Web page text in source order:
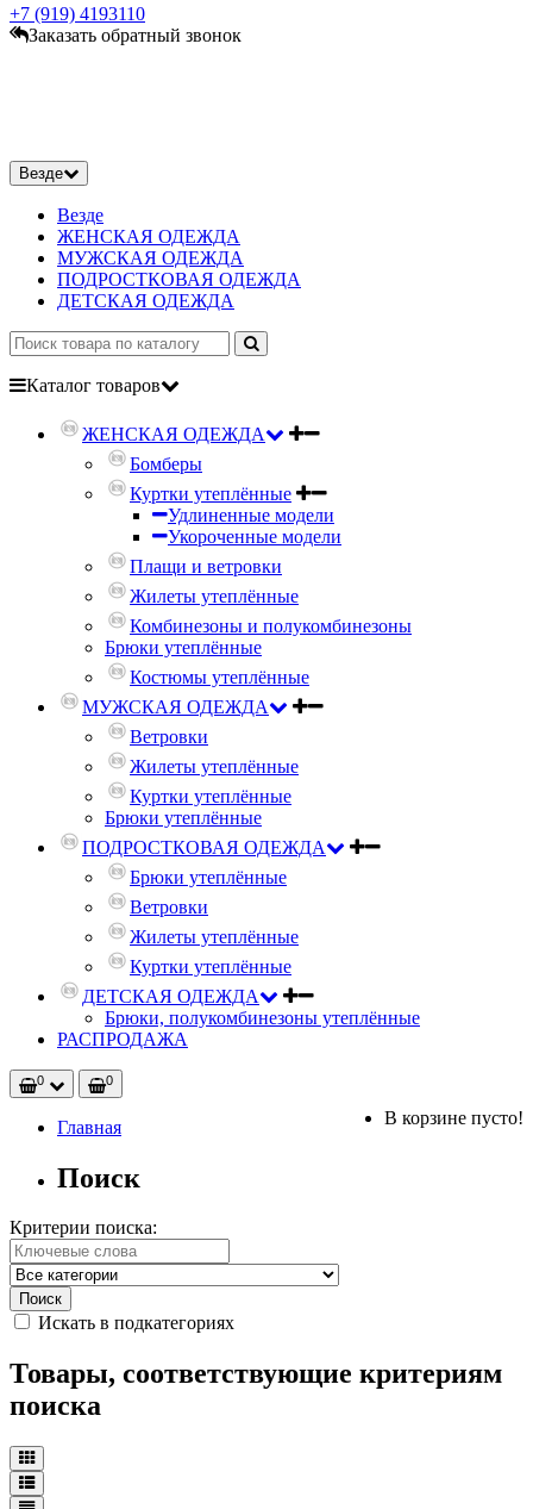
+7 (919) 4193110
Заказать обратный звонок
Везде
Везде
ЖЕНСКАЯ ОДЕЖДА
МУЖСКАЯ ОДЕЖДА
ПОДРОСТКОВАЯ ОДЕЖДА
ДЕТСКАЯ ОДЕЖДА
Каталог товаров
ЖЕНСКАЯ ОДЕЖДА
Бомберы
Куртки утеплённые
Удлиненные модели
Укороченные модели
Плащи и ветровки
Жилеты утеплённые
Комбинезоны и полукомбинезоны
Брюки утеплённые
Костюмы утеплённые
МУЖСКАЯ ОДЕЖДА
Ветровки
Жилеты утеплённые
Куртки утеплённые
Брюки утеплённые
ПОДРОСТКОВАЯ ОДЕЖДА
Брюки утеплённые
Ветровки
Жилеты утеплённые
Куртки утеплённые
ДЕТСКАЯ ОДЕЖДА
Брюки, полукомбинезоны утеплённые
РАСПРОДАЖА
0 0
В корзине пусто!
Главная
Поиск
Критерии поиска:
Искать в подкатегориях
Товары, соответствующие критериям
поиска